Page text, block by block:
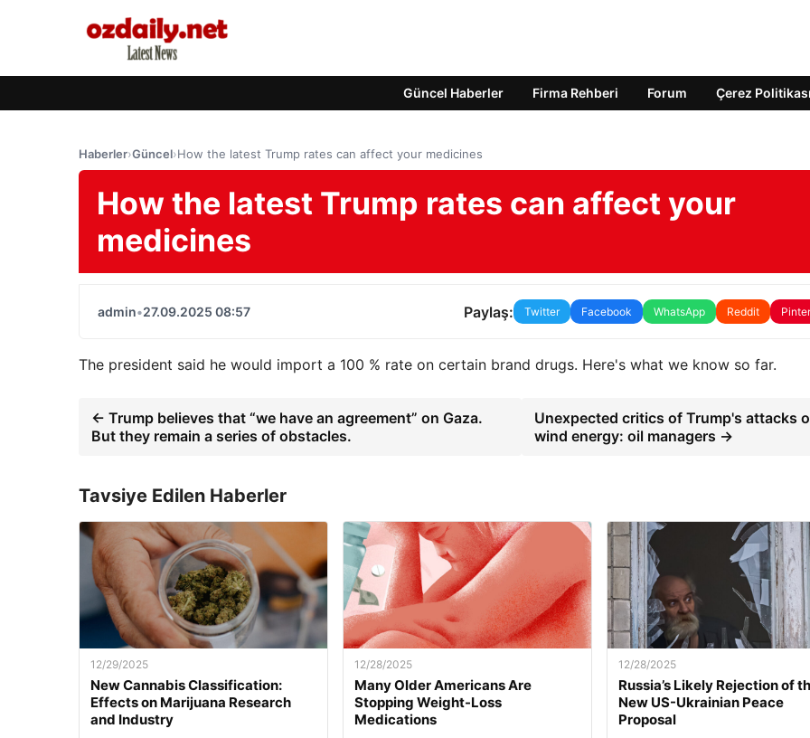
Güncel Haberler Firma Rehberi Forum Çerez Politikası
Haberler›Güncel›How the latest Trump rates can affect your medicines
How the latest Trump rates can affect your
medicines
admin•27.09.2025 08:57 Paylaş: Twitter Facebook WhatsApp Reddit
The president said he would import a 100 % rate on certain brand drugs. Here's what we know so far.
← Trump believes that “we have an agreement” on Gaza.
But they remain a series of obstacles.
Unexpected critics of Trump's attacks
wind energy: oil managers →
Tavsiye Edilen Haberler
12/29/2025
New Cannabis Classification:
Effects on Marijuana Research
and Industry
12/28/2025
Many Older Americans Are
Stopping Weight-Loss
Medications
12/28/2025
Russia’s Likely Rejection of
New US-Ukrainian Peace
Proposal